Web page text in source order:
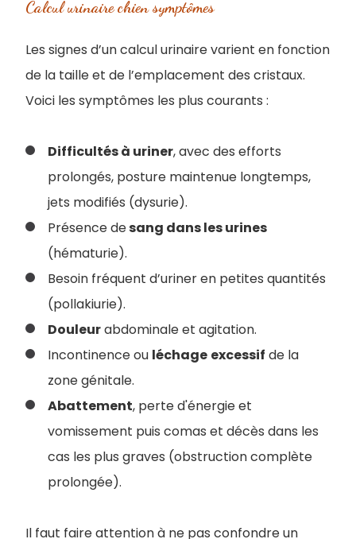
Calcul urinaire chien symptômes
Les signes d’un calcul urinaire varient en fonction
de la taille et de l’emplacement des cristaux.
Voici les symptômes les plus courants :
Difficultés à uriner, avec des efforts
prolongés, posture maintenue longtemps,
jets modifiés (dysurie).
Présence desang dans les urines
(hématurie).
Besoin fréquent d’uriner en petites quantités
(pollakiurie).
Douleurabdominale et agitation.
Incontinence ou léchage excessif de la
zone génitale.
Abattement, perte d'énergie et
vomissement puis comas et décès dans les
cas les plus graves (obstruction complète
prolongée).
Il faut faire attention à ne pas confondre un